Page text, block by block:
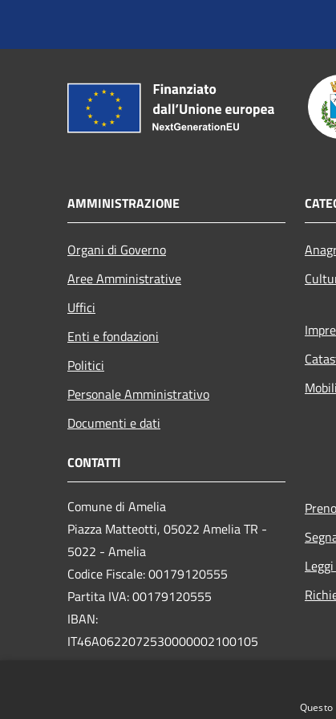
AMMINISTRAZIONE
Organi di Governo
Aree Amministrative
Uffici
Enti e fondazioni
Politici
Personale Amministrativo
Documenti e dati
CONTATTI
Comune di Amelia
Piazza Matteotti, 05022 Amelia TR -
5022 - Amelia
Codice Fiscale: 00179120555
Partita IVA: 00179120555
IBAN:
IT46A0622072530000002100105